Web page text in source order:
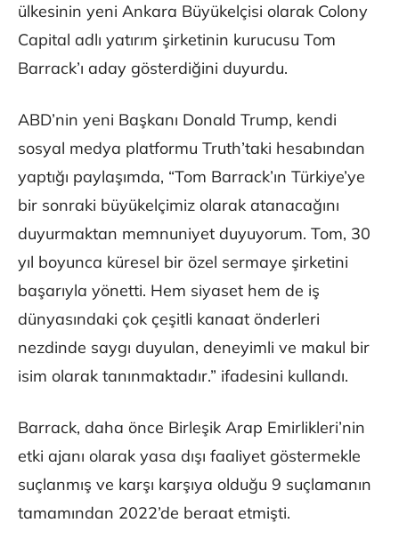
ülkesinin yeni Ankara Büyükelçisi olarak Colony
Capital adlı yatırım şirketinin kurucusu Tom
Barrack’ı aday gösterdiğini duyurdu.
ABD’nin yeni Başkanı Donald Trump, kendi
sosyal medya platformu Truth’taki hesabından
yaptığı paylaşımda, “Tom Barrack’ın Türkiye’ye
bir sonraki büyükelçimiz olarak atanacağını
duyurmaktan memnuniyet duyuyorum. Tom, 30
yıl boyunca küresel bir özel sermaye şirketini
başarıyla yönetti. Hem siyaset hem de iş
dünyasındaki çok çeşitli kanaat önderleri
nezdinde saygı duyulan, deneyimli ve makul bir
isim olarak tanınmaktadır.” ifadesini kullandı.
Barrack, daha önce Birleşik Arap Emirlikleri’nin
etki ajanı olarak yasa dışı faaliyet göstermekle
suçlanmış ve karşı karşıya olduğu 9 suçlamanın
tamamından 2022’de beraat etmişti.